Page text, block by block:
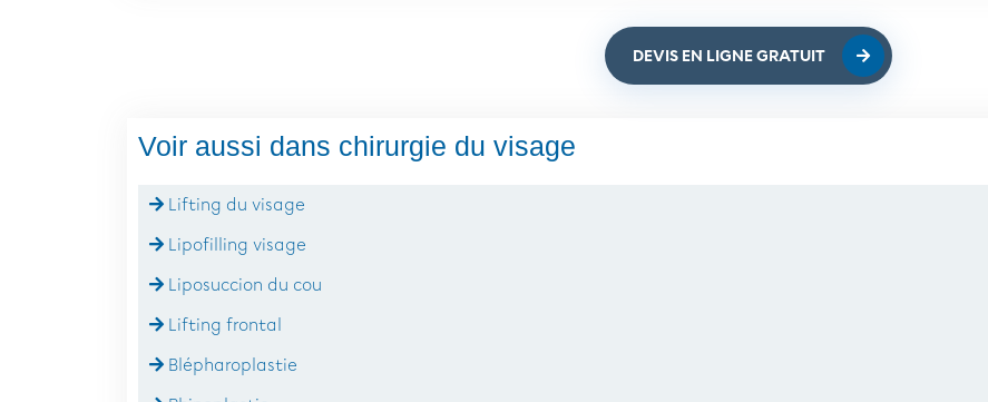
DEVIS EN LIGNE GRATUIT
Voir aussi dans chirurgie du visage
Lifting du visage
Lipofilling visage
Liposuccion du cou
Lifting frontal
Blépharoplastie